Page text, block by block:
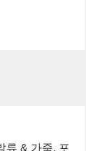
류 & 가죽, 포